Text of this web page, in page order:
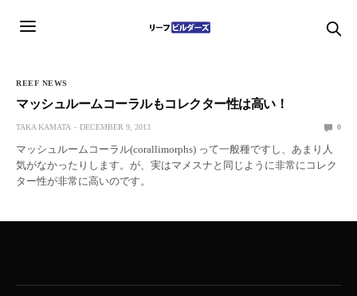
REEF NEWS
マッシュルームコーラルもコレクター性は高い！
TAKA KAMATA DECEMBER 9, 2013 0
マッシュルームコーラル(corallimorphs) って一般種ですし、あまり人
気がなかったりします。が、実はマメスナと同じように非常にコレク
ター性が非常に高いのです。